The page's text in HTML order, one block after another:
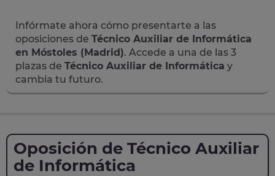
Infórmate ahora cómo presentarte a las
oposiciones de Técnico Auxiliar de Informática
en Móstoles (Madrid). Accede a una de las 3
plazas de Técnico Auxiliar de Informática y
cambia tu futuro.
Oposición de Técnico Auxiliar
de Informática